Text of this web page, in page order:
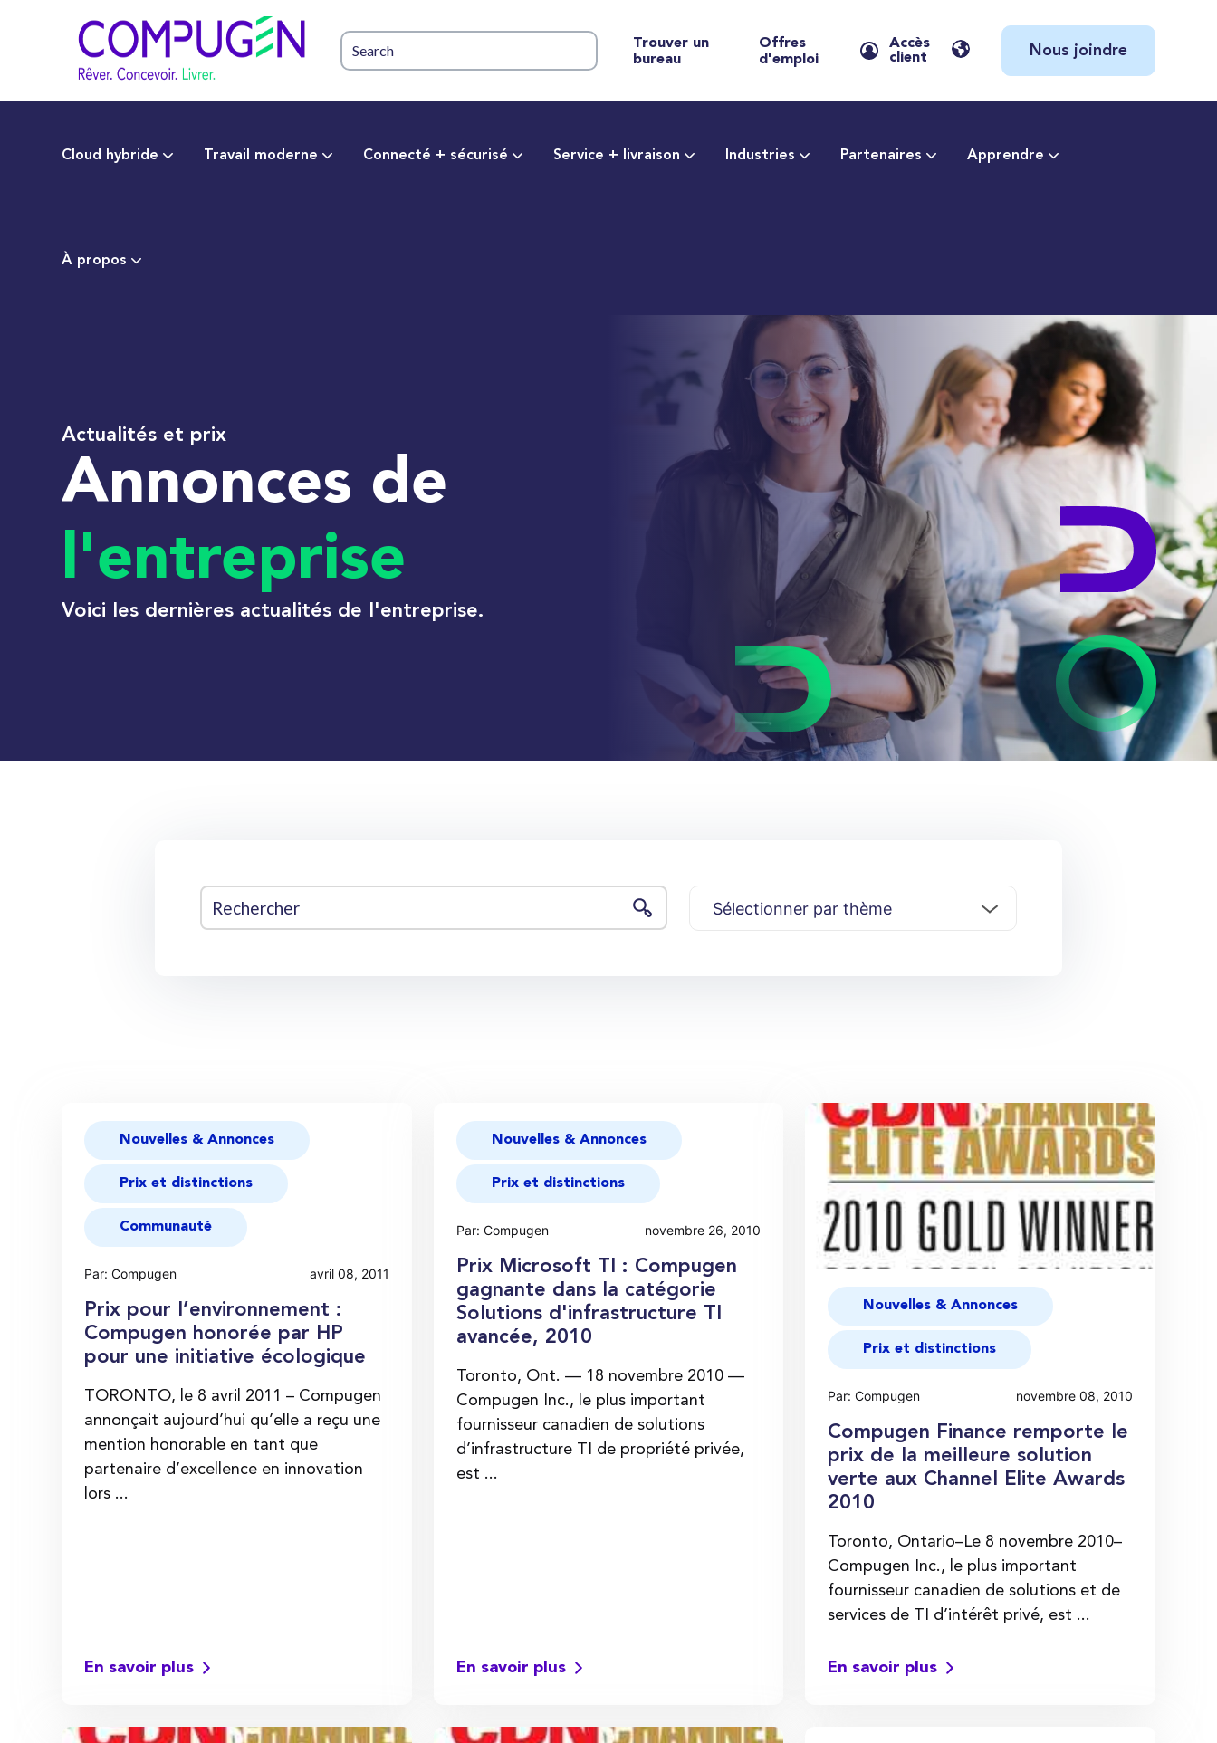
Trouver un
bureau
Offres
d'emploi
Accès
client
Nous joindre
Cloud hybride Travail moderne Connecté + sécurisé Service + livraison Industries Partenaires Apprendre
À propos
Actualités et prix
Annonces de
l'entreprise
Voici les dernières actualités de l'entreprise.
Nouvelles & Annonces
Prix et distinctions
Communauté
Par: Compugen avril 08, 2011
Prix pour l’environnement :
Compugen honorée par HP
pour une initiative écologique
TORONTO, le 8 avril 2011 – Compugen
annonçait aujourd’hui qu’elle a reçu une
mention honorable en tant que
partenaire d’excellence en innovation
lors ...
En savoir plus
Nouvelles & Annonces
Prix et distinctions
Par: Compugen novembre 26, 2010
Prix Microsoft TI : Compugen
gagnante dans la catégorie
Solutions d'infrastructure TI
avancée, 2010
Toronto, Ont. — 18 novembre 2010 —
Compugen Inc., le plus important
fournisseur canadien de solutions
d’infrastructure TI de propriété privée,
est ...
En savoir plus
Nouvelles & Annonces
Prix et distinctions
Par: Compugen novembre 08, 2010
Compugen Finance remporte le
prix de la meilleure solution
verte aux Channel Elite Awards
2010
Toronto, Ontario–Le 8 novembre 2010–
Compugen Inc., le plus important
fournisseur canadien de solutions et de
services de TI d’intérêt privé, est ...
En savoir plus